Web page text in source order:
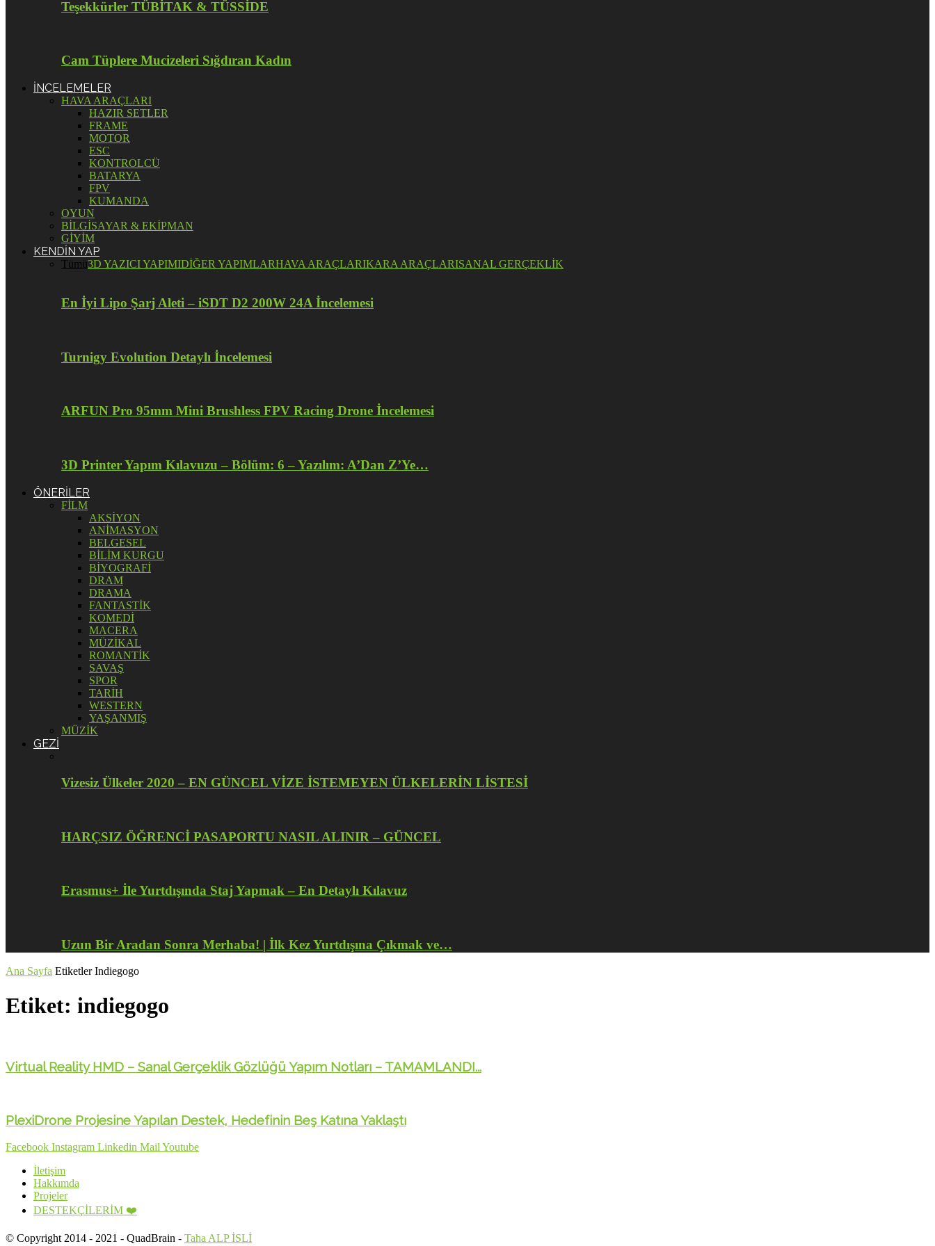
Teşekkürler TÜBİTAK & TÜSSİDE
Cam Tüplere Mucizeleri Sığdıran Kadın
İNCELEMELER
HAVA ARAÇLARI
HAZIR SETLER
FRAME
MOTOR
ESC
KONTROLCÜ
BATARYA
FPV
KUMANDA
OYUN
BİLGİSAYAR & EKİPMAN
GİYİM
KENDİN YAP
Tümü3D YAZICI YAPIMIDİĞER YAPIMLARHAVA ARAÇLARIKARA ARAÇLARISANAL GERÇEKLİK
En İyi Lipo Şarj Aleti – iSDT D2 200W 24A İncelemesi
Turnigy Evolution Detaylı İncelemesi
ARFUN Pro 95mm Mini Brushless FPV Racing Drone İncelemesi
3D Printer Yapım Kılavuzu – Bölüm: 6 – Yazılım: A’Dan Z’Ye…
ÖNERİLER
FİLM
AKSİYON
ANİMASYON
BELGESEL
BİLİM KURGU
BİYOGRAFİ
DRAM
DRAMA
FANTASTİK
KOMEDİ
MACERA
MÜZİKAL
ROMANTİK
SAVAŞ
SPOR
TARİH
WESTERN
YAŞANMIŞ
MÜZİK
GEZİ
Vizesiz Ülkeler 2020 – EN GÜNCEL VİZE İSTEMEYEN ÜLKELERİN LİSTESİ
HARÇSIZ ÖĞRENCİ PASAPORTU NASIL ALINIR – GÜNCEL
Erasmus+ İle Yurtdışında Staj Yapmak – En Detaylı Kılavuz
Uzun Bir Aradan Sonra Merhaba! | İlk Kez Yurtdışına Çıkmak ve…
Ana Sayfa Etiketler Indiegogo
Etiket: indiegogo
Virtual Reality HMD – Sanal Gerçeklik Gözlüğü Yapım Notları – TAMAMLANDI...
PlexiDrone Projesine Yapılan Destek, Hedefinin Beş Katına Yaklaştı
Facebook Instagram Linkedin Mail Youtube
İletişim
Hakkımda
Projeler
DESTEKÇİLERİM ❤️
© Copyright 2014 - 2021 - QuadBrain - Taha ALP İSLİ